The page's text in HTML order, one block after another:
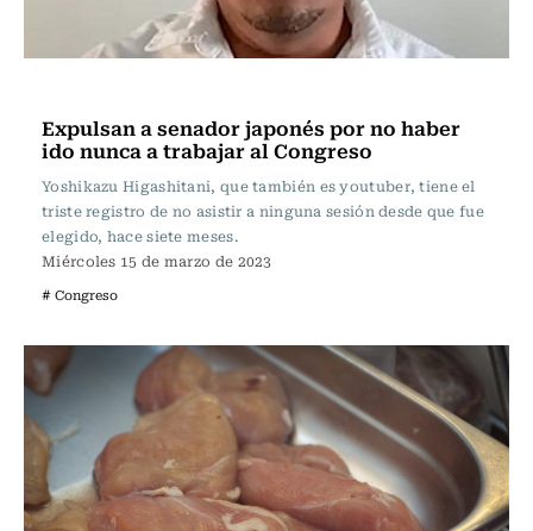
Expulsan a senador japonés por no haber
ido nunca a trabajar al Congreso
Yoshikazu Higashitani, que también es youtuber, tiene el
triste registro de no asistir a ninguna sesión desde que fue
elegido, hace siete meses.
Miércoles 15 de marzo de 2023
# Congreso